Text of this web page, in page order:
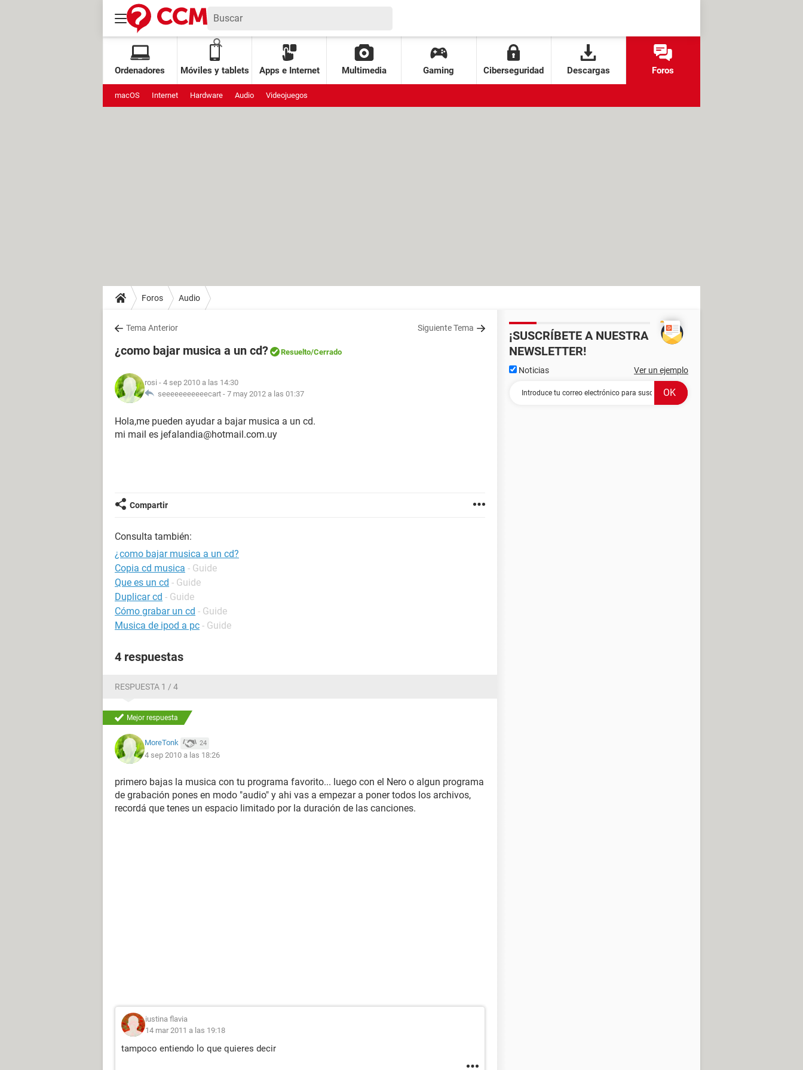
Ordenadores Móviles y tablets Apps e Internet Multimedia Gaming Ciberseguridad Descargas Foros
macOS Internet Hardware Audio Videojuegos
Foros Audio
Tema Anterior Siguiente Tema
¿como bajar musica a un cd? Resuelto/Cerrado
rosi - 4 sep 2010 a las 14:30
seeeeeeeeeeecart - 7 may 2012 a las 01:37
Hola,me pueden ayudar a bajar musica a un cd.
mi mail es jefalandia@hotmail.com.uy
Compartir
Consulta también:
¿como bajar musica a un cd?
Copia cd musica - Guide
Que es un cd - Guide
Duplicar cd - Guide
Cómo grabar un cd - Guide
Musica de ipod a pc - Guide
4 respuestas
RESPUESTA 1 / 4
Mejor respuesta
MoreTonk 24
4 sep 2010 a las 18:26
primero bajas la musica con tu programa favorito... luego con el Nero o algun programa
de grabación pones en modo "audio" y ahi vas a empezar a poner todos los archivos,
recordá que tenes un espacio limitado por la duración de las canciones.
iustina flavia
14 mar 2011 a las 19:18
tampoco entiendo lo que quieres decir
¡SUSCRÍBETE A NUESTRA
NEWSLETTER!
Noticias Ver un ejemplo